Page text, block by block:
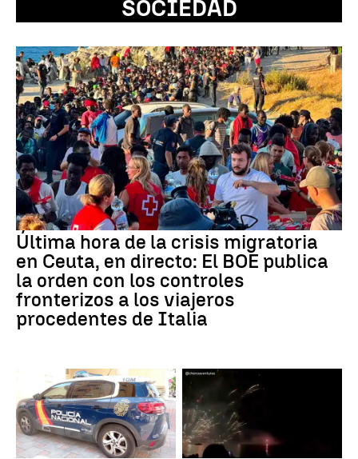
SOCIEDAD
Última hora de la crisis migratoria
en Ceuta, en directo: El BOE publica
la orden con los controles
fronterizos a los viajeros
procedentes de Italia